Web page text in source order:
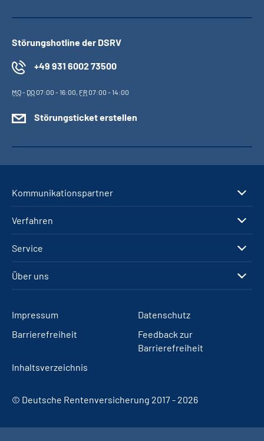
Störungshotline der DSRV
+49 931 6002 73500
MO- DO07:00 - 16:00, FR07:00 - 14:00
Störungsticket erstellen
Kommunikationspartner
Verfahren
Service
Über uns
Impressum
Datenschutz
Barrierefreiheit
Feedback zur
Barrierefreiheit
Inhaltsverzeichnis
© Deutsche Rentenversicherung 2017 - 2026